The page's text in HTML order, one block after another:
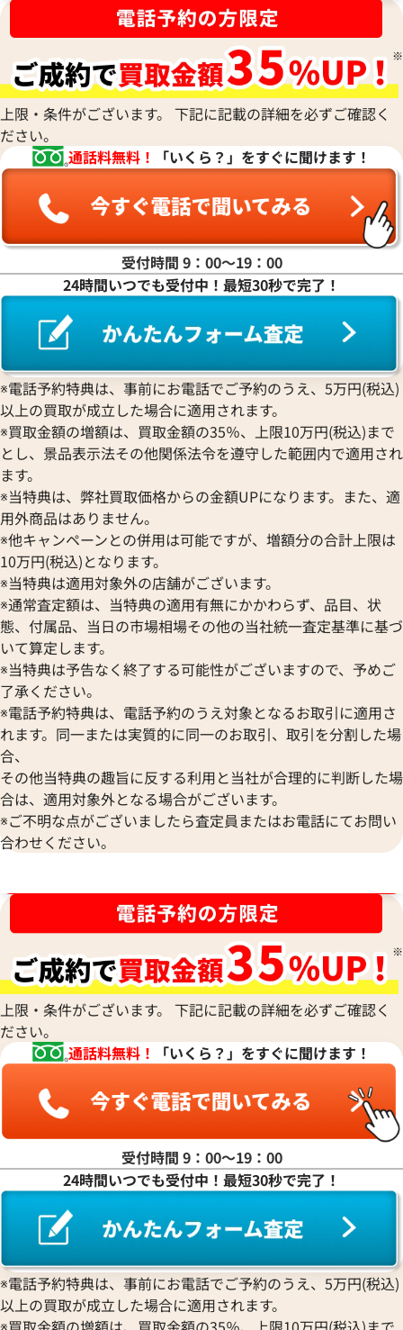
グッチ ジャッキー チェーンウォレット レ
ザー
参考買取価格
60,000円
2025年7月3日時点
グッチ ジャッキ
ー
参考買取価格
58,000円
2026年6月3日時点
グッチ ジャッキー ハンドバッグ レザー
参考買取価格
55,000円
2026年2月3日時点
グッチ ジャッキ
ード レザー
50,000円
2026年4月17日時
グッチ ジャッキー GGキャンバス ショル
ダーバッグ キャンバス レザー
参考買取価格
2025年12月17日時点
グッチ シェリー
ー ショルダーバ
参考買取価格
2025年10月17日
上限・条件がございます。 下記に記載の詳細を必ずご確認く
ださい。
通話料無料！
「いくら？」をすぐに聞けます！
受付時間 9：00〜19：00
24時間いつでも受付中！最短30秒で完了！
※電話予約特典は、事前にお電話でご予約のうえ、5万円(税込)
以上の買取が成立した場合に適用されます。
※買取金額の増額は、買取金額の35％、上限10万円(税込)まで
とし、景品表示法その他関係法令を遵守した範囲内で適用され
ます。
※当特典は、弊社買取価格からの金額UPになります。また、適
用外商品はありません。
※他キャンペーンとの併用は可能ですが、増額分の合計上限は
10万円(税込)となります。
※当特典は適用対象外の店舗がございます。
※通常査定額は、当特典の適用有無にかかわらず、品目、状
態、付属品、当日の市場相場その他の当社統一査定基準に基づ
いて算定します。
※当特典は予告なく終了する可能性がございますので、予めご
了承ください。
※電話予約特典は、電話予約のうえ対象となるお取引に適用さ
れます。同一または実質的に同一のお取引、取引を分割した場
合、
その他当特典の趣旨に反する利用と当社が合理的に判断した場
合は、適用対象外となる場合がございます。
※ご不明な点がございましたら査定員またはお電話にてお問い
合わせください。
上限・条件がございます。 下記に記載の詳細を必ずご確認く
ださい。
通話料無料！
「いくら？」をすぐに聞けます！
受付時間 9：00〜19：00
24時間いつでも受付中！最短30秒で完了！
※電話予約特典は、事前にお電話でご予約のうえ、5万円(税込)
以上の買取が成立した場合に適用されます。